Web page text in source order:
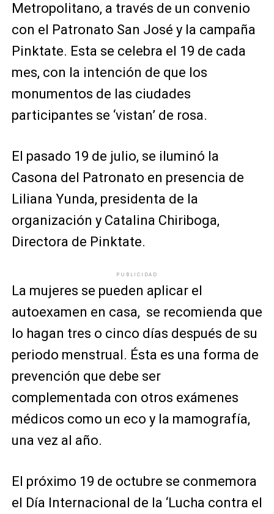
Metropolitano, a través de un convenio
con el Patronato San José y la campaña
Pinktate. Esta se celebra el 19 de cada
mes, con la intención de que los
monumentos de las ciudades
participantes se ‘vistan’ de rosa.
El pasado 19 de julio, se iluminó la
Casona del Patronato en presencia de
Liliana Yunda, presidenta de la
organización y Catalina Chiriboga,
Directora de Pinktate.
PUBLICIDAD
La mujeres se pueden aplicar el
autoexamen en casa, se recomienda que
lo hagan tres o cinco días después de su
periodo menstrual. Ésta es una forma de
prevención que debe ser
complementada con otros exámenes
médicos como un eco y la mamografía,
una vez al año.
El próximo 19 de octubre se conmemora
el Día Internacional de la ‘Lucha contra el